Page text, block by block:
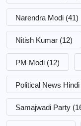
Narendra Modi (41)
Nitish Kumar (12)
PM Modi (12)
Political News Hindi
Samajwadi Party